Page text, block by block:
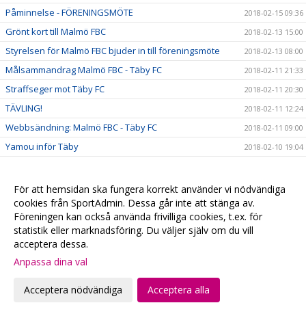
Påminnelse - FÖRENINGSMÖTE 2018-02-15 09:36
Grönt kort till Malmö FBC 2018-02-13 15:00
Styrelsen för Malmö FBC bjuder in till föreningsmöte 2018-02-13 08:00
Målsammandrag Malmö FBC - Täby FC 2018-02-11 21:33
Straffseger mot Täby FC 2018-02-11 20:30
TÄVLING! 2018-02-11 12:24
Webbsändning: Malmö FBC - Täby FC 2018-02-11 09:00
Yamou inför Täby 2018-02-10 19:04
Girls Camp – uppdate 2018-02-08 09:00
Matchcoaching med Karlberg 2018-02-06 20:23
Malmö & Höllviken i gemensam SSL-fest 2018-02-05 10:21
Intervju med Pawat
Utmärkelse till Ellen
Malmö FBC rustar och värvar back från SSL-konkurrent
Keller skrev ”livstidskontrakt” med sin moderklubb
För att hemsidan ska fungera korrekt använder vi nödvändiga
cookies från SportAdmin. Dessa går inte att stänga av.
Föreningen kan också använda frivilliga cookies, t.ex. för
statistik eller marknadsföring. Du väljer själv om du vill
acceptera dessa.
Anpassa dina val
Acceptera nödvändiga Acceptera alla